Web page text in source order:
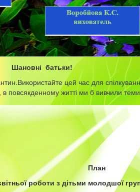
цей час для
повсякденному житті ми б вивчили
План
роботи з дітьми молодшої